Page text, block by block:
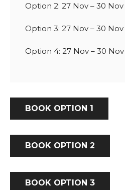
Option 2: 27 Nov – 30 Nov
Option 3: 27 Nov – 30 Nov
Option 4: 27 Nov – 30 Nov
BOOK OPTION 1
BOOK OPTION 2
BOOK OPTION 3